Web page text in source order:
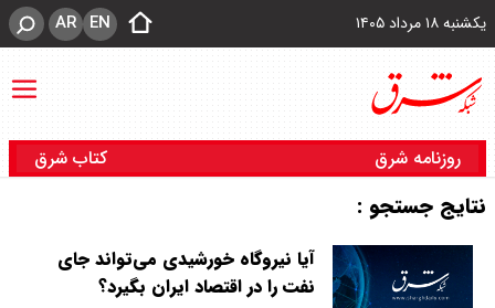
یکشنبه ۱۸ مرداد ۱۴۰۵ EN
AR
روزنامه شرق کتاب شرق
نتایج جستجو :
آیا نیروگاه خورشیدی می‌تواند جای
نفت را در اقتصاد ایران بگیرد؟